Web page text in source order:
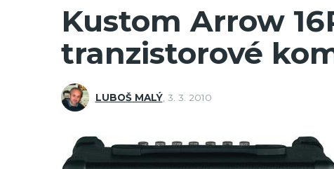
Kustom Arrow
tranzistorové
LUBOŠ MALÝ, 3. 3. 2010